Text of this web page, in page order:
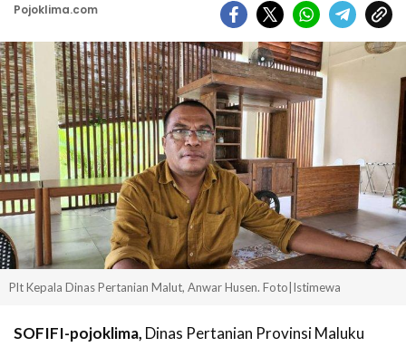
Pojoklima.com
Plt Kepala Dinas Pertanian Malut, Anwar Husen. Foto|Istimewa
SOFIFI-pojoklima, Dinas Pertanian Provinsi Maluku